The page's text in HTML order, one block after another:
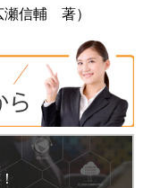
瀬信輔 著）